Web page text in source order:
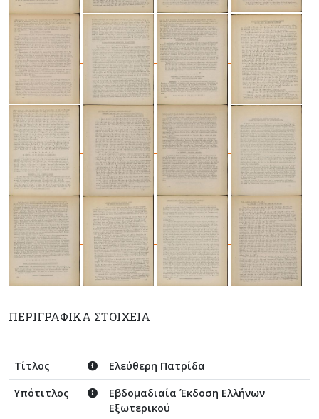
ΠΕΡΙΓΡΑΦΙΚΆ ΣΤΟΙΧΕΊΑ
Τίτλος
Ελεύθερη Πατρίδα
Υπότιτλος
Εβδομαδιαία Έκδοση Ελλήνων
Εξωτερικού